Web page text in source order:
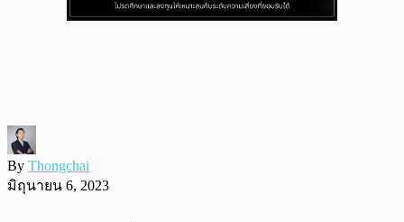
By Thongchai
มิถุนายน 6, 2023